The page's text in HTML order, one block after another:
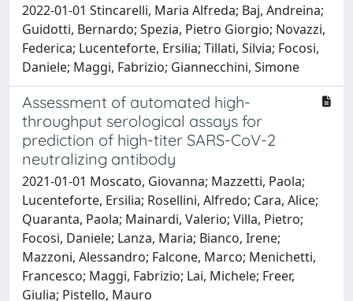
2022-01-01 Stincarelli, Maria Alfreda; Baj, Andreina;
Guidotti, Bernardo; Spezia, Pietro Giorgio; Novazzi,
Federica; Lucenteforte, Ersilia; Tillati, Silvia; Focosi,
Daniele; Maggi, Fabrizio; Giannecchini, Simone
Assessment of automated high-
throughput serological assays for
prediction of high-titer SARS-CoV-2
neutralizing antibody
2021-01-01 Moscato, Giovanna; Mazzetti, Paola;
Lucenteforte, Ersilia; Rosellini, Alfredo; Cara, Alice;
Quaranta, Paola; Mainardi, Valerio; Villa, Pietro;
Focosi, Daniele; Lanza, Maria; Bianco, Irene;
Mazzoni, Alessandro; Falcone, Marco; Menichetti,
Francesco; Maggi, Fabrizio; Lai, Michele; Freer,
Giulia; Pistello, Mauro